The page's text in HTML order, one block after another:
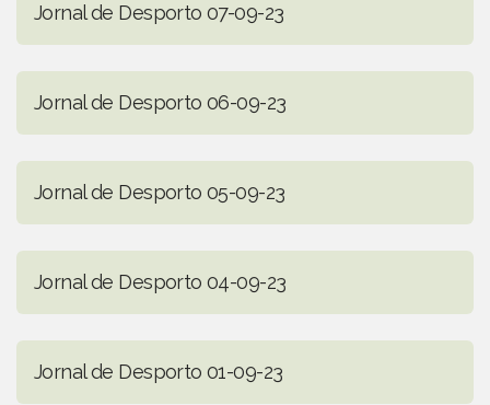
Jornal de Desporto 07-09-23
Jornal de Desporto 06-09-23
Jornal de Desporto 05-09-23
Jornal de Desporto 04-09-23
Jornal de Desporto 01-09-23